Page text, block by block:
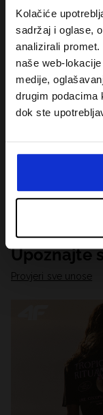
Kolačiće
sadržaj i oglase,
analizirali
naše web-
medije,
drugim podacima
dok ste
Upoznajte
Provjeri sve unose